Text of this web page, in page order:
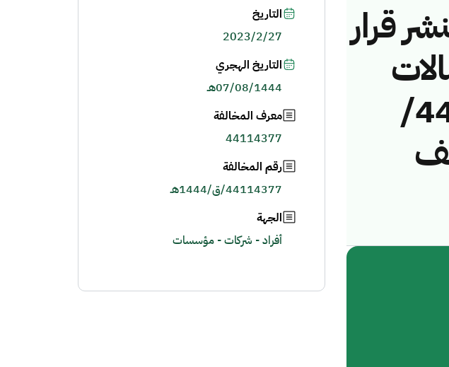
قرار
وتقنية المعلومات رقم (44114377/
التاريخ
2023/2/27
التاريخ الهجري
07/08/1444هـ
معرف المخالفة
44114377
رقم المخالفة
44114377/ق/1444هـ
الجهة
أفراد - شركات - مؤسسات